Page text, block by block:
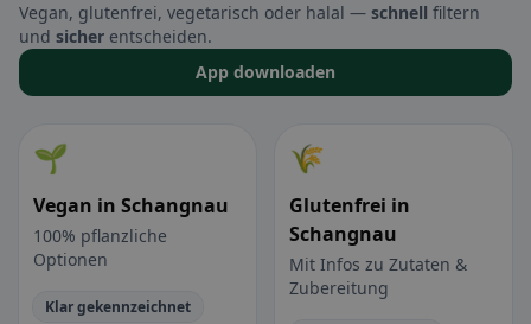
Vegan, glutenfrei, vegetarisch oder halal — schnell filtern
und sicher entscheiden.
App downloaden
🌱
Vegan in Schangnau
100% pflanzliche
Optionen
Klar gekennzeichnet
🌾
Glutenfrei in
Schangnau
Mit Infos zu Zutaten &
Zubereitung